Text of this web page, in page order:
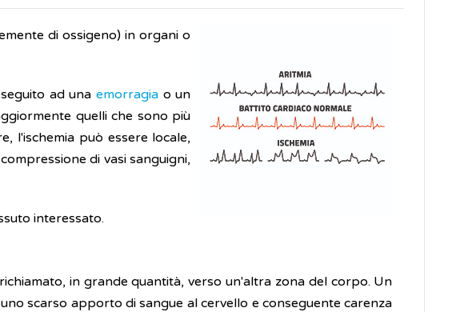
di ossigeno) in organi o
ad una emorragiao un
quelli che sono più
l'ischemia può essere locale,
di vasi sanguigni,
interessato.
in grande quantità, verso un'altra zona del corpo. Un
scarso apporto di sangue al cervello e conseguente carenza